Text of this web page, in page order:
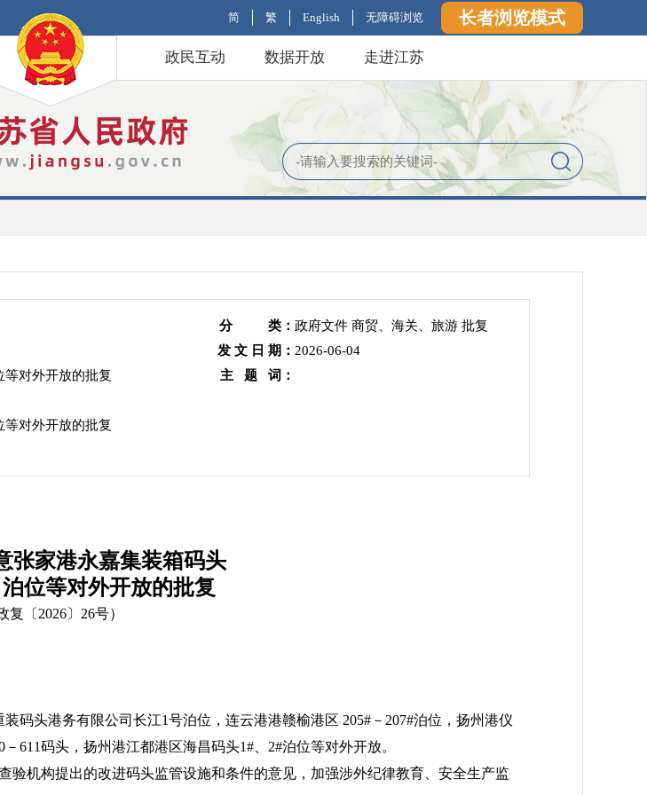
简 繁 English 无障碍浏览 长者浏览模式
政民互动 数据开放 走进江苏
分 类： 政府文件 商贸、海关、旅游 批复
发 文 日 期： 2026-06-04
对外开放的批复
主 题 词：
对外开放的批复
张家港永嘉集装箱码头
位等对外开放的批复
复〔2026〕26号）
码头港务有限公司长江1号泊位，连云港港赣榆港区 205#－207#泊位，扬州港仪
611码头，扬州港江都港区海昌码头1#、2#泊位等对外开放。
验机构提出的改进码头监管设施和条件的意见，加强涉外纪律教育、安全生产监